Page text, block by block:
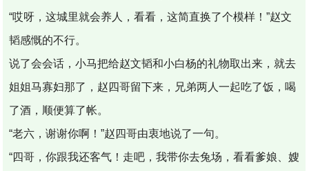
“哎呀，这城里就会养人，看看，这简直换了个模样！”赵文
韬感慨的不行。
说了会会话，小马把给赵文韬和小白杨的礼物取出来，就去
姐姐马寡妇那了，赵四哥留下来，兄弟两人一起吃了饭，喝
了酒，顺便算了帐。
“老六，谢谢你啊！”赵四哥由衷地说了一句。
“四哥，你跟我还客气！走吧，我带你去兔场，看看爹娘、嫂